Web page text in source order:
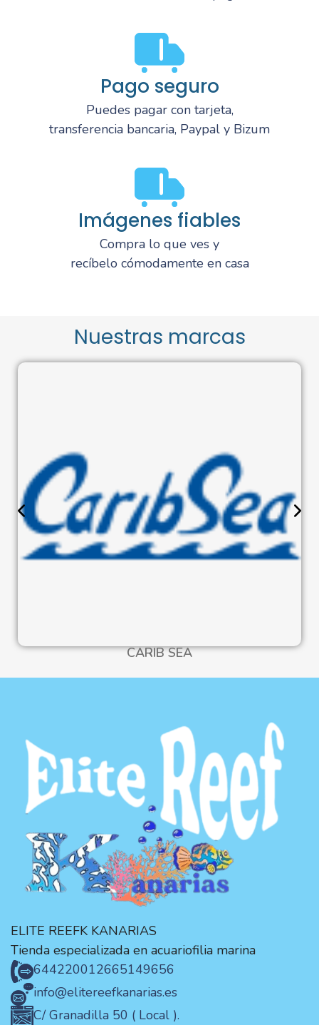
Pago seguro
Puedes pagar con tarjeta,
transferencia bancaria, Paypal y Bizum
Imágenes fiables
Compra lo que ves y
recíbelo cómodamente en casa
Nuestras marcas
CARIB SEA
ELITE REEFK KANARIAS
Tienda especializada en acuariofilia marina
644220012665149656
info@elitereefkanarias.es
C/ Granadilla 50 ( Local ).